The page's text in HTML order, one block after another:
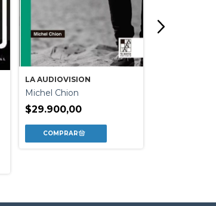
LA AUDIOVISION
Michel Chion
$29.900,00